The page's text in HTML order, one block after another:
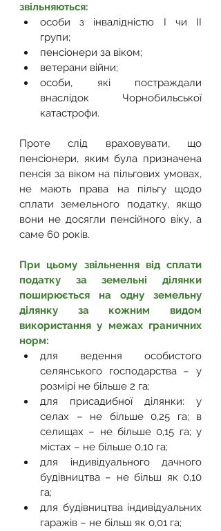
звільняються:
особи з інвалідністю I чи II
групи;
пенсіонери за віком;
ветерани війни;
особи, які постраждали
внаслідок Чорнобильської
катастрофи.
Проте слід враховувати, що
пенсіонери, яким була призначена
пенсія за віком на пільгових умовах,
не мають права на пільгу щодо
сплати земельного податку, якщо
вони не досягли пенсійного віку, а
саме 60 років.
При цьому звільнення від сплати
податку за земельні ділянки
поширюється на одну земельну
ділянку за кожним видом
використання у межах граничних
норм:
для ведення особистого
селянського господарства – у
розмірі не більше 2 га;
для присадибної ділянки: у
селах – не більше 0,25 га; в
селищах – не більше 0,15 га; у
містах – не більше 0,10 га;
для індивідуального дачного
будівництва – не більш як 0,10
га;
для будівництва індивідуальних
гаражів – не більш як 0,01 га;